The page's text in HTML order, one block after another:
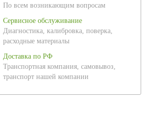
По всем возникающим вопросам
Сервисное обслуживание
Диагностика, калибровка, поверка,
расходные материалы
Доставка по РФ
Транспортная компания, самовывоз,
транспорт нашей компании